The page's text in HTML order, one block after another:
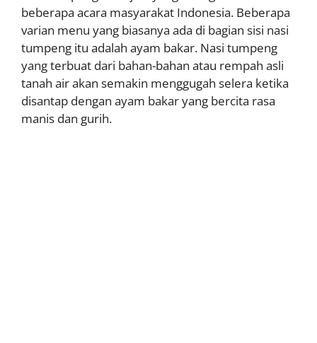
beberapa acara masyarakat Indonesia. Beberapa
varian menu yang biasanya ada di bagian sisi nasi
tumpeng itu adalah ayam bakar. Nasi tumpeng
yang terbuat dari bahan-bahan atau rempah asli
tanah air akan semakin menggugah selera ketika
disantap dengan ayam bakar yang bercita rasa
manis dan gurih.